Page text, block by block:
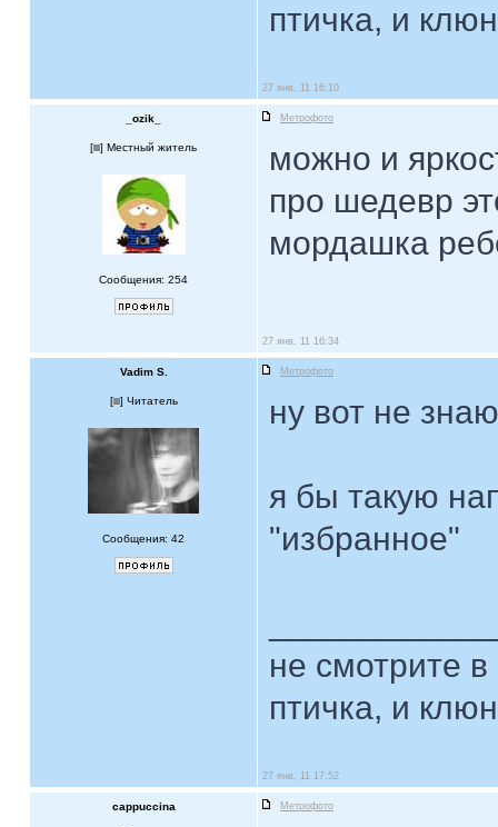
птичка, и
27 янв, 11 16:10
_ozik_ Метрофото
[ ] Местный житель
Сообщения: 254
можно и
про шедевр
мордашка
27 янв, 11 16:34
Vadim S. Метрофото
[ ] Читатель
Сообщения: 42
ну вот не
я бы такую
"избранное"
не смотрите в
птичка, и
27 янв, 11 17:52
cappuccina Метрофото